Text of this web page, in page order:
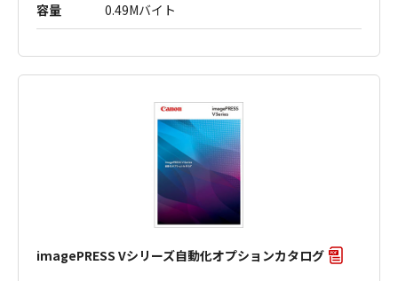
容量 0.49Mバイト
imagePRESS Vシリーズ自動化オプションカタログ